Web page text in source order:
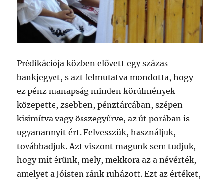
Prédikációja közben elővett egy százas
bankjegyet, s azt felmutatva mondotta, hogy
ez pénz manapság minden körülmények
közepette, zsebben, pénztárcában, szépen
kisimítva vagy összegyűrve, az út porában is
ugyanannyit ért. Felvesszük, használjuk,
továbbadjuk. Azt viszont magunk sem tudjuk,
hogy mit érünk, mely, mekkora az a névérték,
amelyet a Jóisten ránk ruházott. Ezt az értéket,